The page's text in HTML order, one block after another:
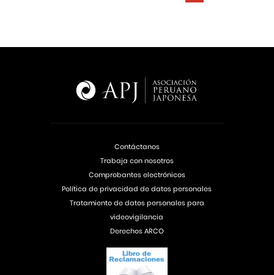
Contáctanos
Trabaja con nosotros
Comprobantes electrónicos
Política de privacidad de datos personales
Tratamiento de datos personales para
videovigilancia
Derechos ARCO